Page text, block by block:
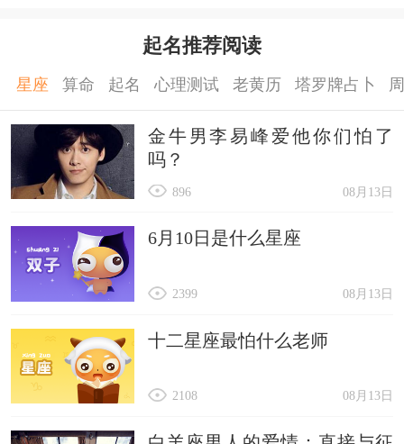
起名推荐阅读
星座 算命 起名 心理测试 老黄历 塔罗牌占卜
金牛男李易峰爱他你们怕了
吗？
08月13日
896
6月10日是什么星座
08月13日
2399
十二星座最怕什么老师
08月13日
2108